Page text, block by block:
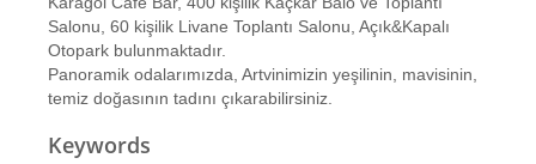
Salonu, 60 kişilik Livane Toplantı Salonu, Açık&Kapalı
Otopark bulunmaktadır.
Panoramik odalarımızda, Artvinimizin yeşilinin, mavisinin,
temiz doğasının tadını çıkarabilirsiniz.
Keywords